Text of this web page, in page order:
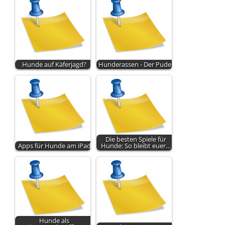
Hunde auf Käferjagd? Hunderassen - Der Pudel
Apps für Hunde am iPad
Die besten Spiele für
Hunde: So bleibt euer…
Hunde als